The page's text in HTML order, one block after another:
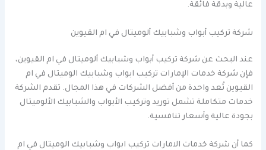
عالية وبدقة فائقة.
شركة تركيب أبواب وشبابيك ألوميتال في ام القيوين
عند البحث عن شركة تركيب أبواب وشبابيك ألوميتال في ام القيوين،
فإن شركة خدمات الإمارات تركيب ابواب وشبابيك الوميتال في ام
القيوين تُعد واحدة من أفضل الشركات في هذا المجال. تقدم الشركة
خدمات متكاملة تشمل توريد وتركيب الأبواب والشبابيك الألوميتال
بجودة عالية وأسعار تنافسية.
كما أن شركة خدمات الامارات تركيب ابواب وشبابيك الوميتال في ام